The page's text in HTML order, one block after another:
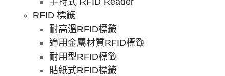
RFID 標籤
耐高溫RFID標籤
適用金屬材質RFID標籤
耐用型RFID標籤
貼紙式RFID標籤